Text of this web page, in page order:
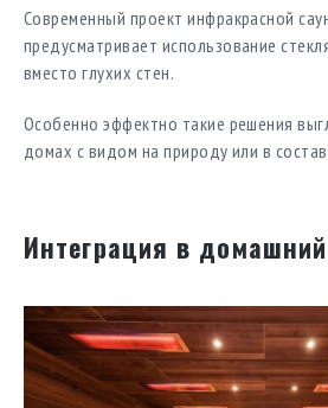
Современный проект инфракрасной
предусматривает использование
вместо глухих стен.
Особенно эффектно такие решения
домах с видом на природу или в
Интеграция в домашний